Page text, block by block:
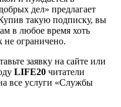
дел» предлагает
такую подписку, вы
в любое время хоть
не ограничено.
заявку на сайте или
LIFE20 читатели
все услуги «Службы